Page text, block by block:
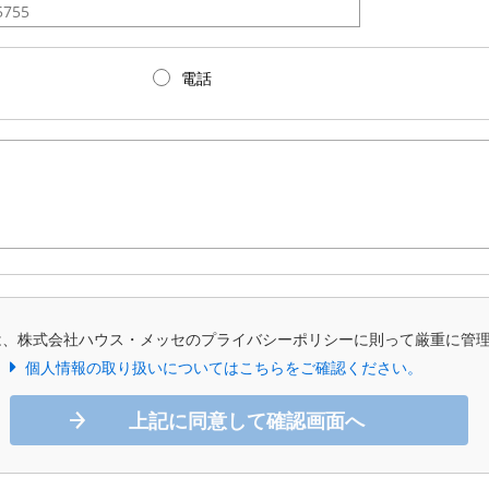
電話
株式会社ハウス・メッセのプライバシーポリシーに則って厳重に管理
個人情報の取り扱いについてはこちらをご確認ください。
上記に同意して確認画面へ